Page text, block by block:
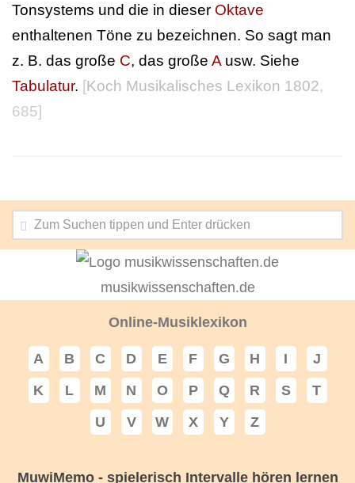
Tonsystems und die in dieser Oktave
enthaltenen Töne zu bezeichnen. So sagt man
z. B. das große C, das große A usw. Siehe
Tabulatur. [Koch Musikalisches Lexikon 1802,
685]
musikwissenschaften.de
Online-Musiklexikon
A B C D E F G H I
J
K
L M N O P Q R S
T
U
V W X Y Z
MuwiMemo - spielerisch Intervalle hören lernen